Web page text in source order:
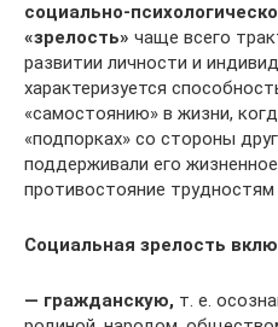
социально-
«зрелость» чаще всего
развитии личности и
характеризуется
«самостоянию» в жизни,
«подпорках» со стороны
поддерживали его
противостояние трудностям
Социальная зрелость
— гражданскую, т. е.